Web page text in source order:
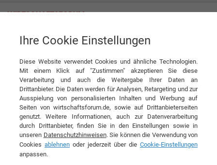
Pröchel GmbH
KONTAKT
Ihre Cookie Einstellungen
Diese Website verwendet Cookies und ähnliche Technologien.
Mit einem Klick auf "Zustimmen" akzeptieren Sie diese
Verarbeitung und auch die Weitergabe Ihrer Daten an
Drittanbieter. Die Daten werden für Analysen, Retargeting und zur
Ausspielung von personalisierten Inhalten und Werbung auf
Seiten von wirtschaftsforum.de, sowie auf Drittanbieterseiten
genutzt. Weitere Informationen, auch zur Datenverarbeitung
durch Drittanbieter, finden Sie in den Einstellungen sowie in
unseren Datenschutzhinweisen. Sie können die Verwendung von
Cookies ablehnen oder jederzeit über die Cookie-Einstellungen
anpassen.